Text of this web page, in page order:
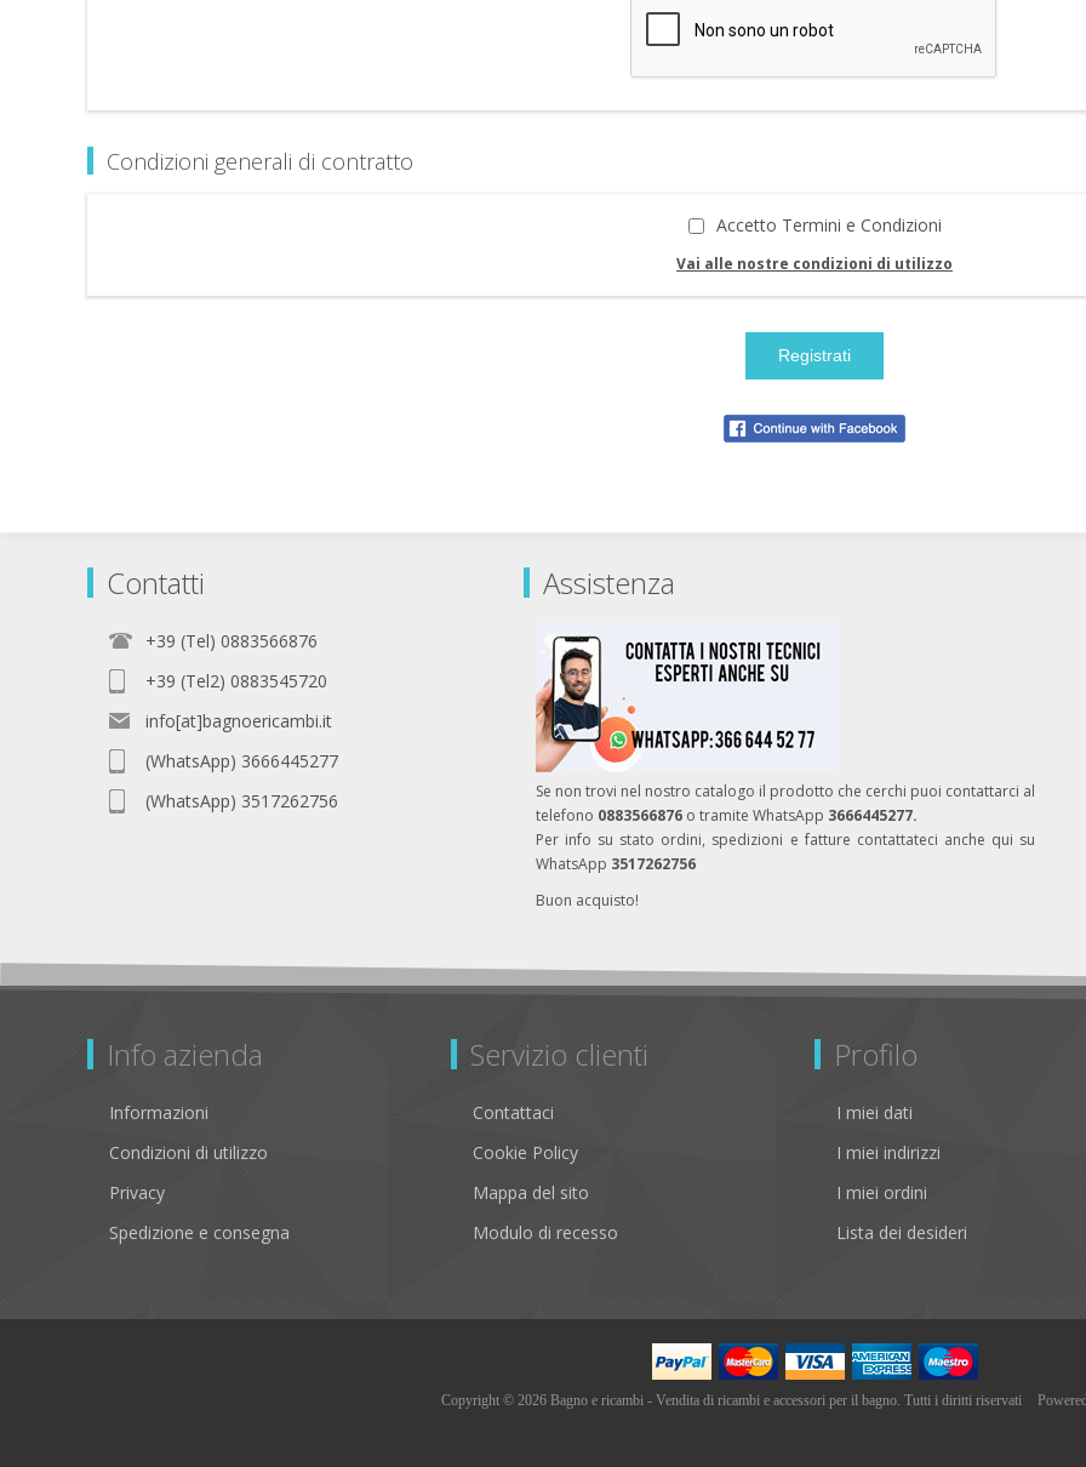
Condizioni generali di contratto
Accetto Termini e Condizioni
Vai alle nostre condizioni di utilizzo
Contatti
+39 (Tel) 0883566876
+39 (Tel2) 0883545720
info[at]bagnoericambi.it
(WhatsApp) 3666445277
(WhatsApp) 3517262756
Assistenza
Se non trovi nel nostro catalogo il prodotto che cerchi puoi contattarci al
telefono 0883566876 o tramite WhatsApp 3666445277.
Per info su stato ordini, spedizioni e fatture contattateci anche qui su
WhatsApp 3517262756
Buon acquisto!
Info azienda
Informazioni
Condizioni di utilizzo
Privacy
Spedizione e consegna
Servizio clienti
Contattaci
Cookie Policy
Mappa del sito
Modulo di recesso
Profilo
I miei dati
I miei indirizzi
I miei ordini
Lista dei desideri
Copyright © 2026 Bagno e ricambi - Vendita di ricambi e accessori per il bagno. Tutti i diritti riservati